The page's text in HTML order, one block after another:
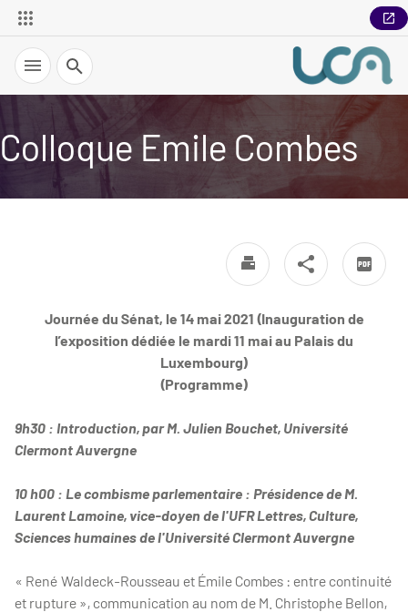
Recherche
Colloque Emile Combes
Journée du Sénat, le 14 mai 2021 (Inauguration de
l’exposition dédiée le mardi 11 mai au Palais du
Luxembourg)
(Programme)
9h30 : Introduction, par M. Julien Bouchet, Université
Clermont Auvergne
10 h00 : Le combisme parlementaire : Présidence de M.
Laurent Lamoine, vice-doyen de l'UFR Lettres, Culture,
Sciences humaines de l'Université Clermont Auvergne
« René Waldeck-Rousseau et Émile Combes : entre continuité
et rupture », communication au nom de M. Christophe Bellon,